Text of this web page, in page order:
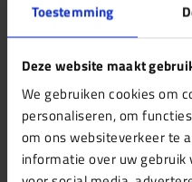
Toestemming
Deze website maakt
We gebruiken cookies om
personaliseren, om
om ons websiteverkeer te
informatie over uw